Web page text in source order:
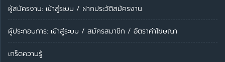
ผู้สมัครงาน: เข้าสู่ระบบ / ฝากประวัติสมัครงาน
ผู้ประกอบการ: เข้าสู่ระบบ / สมัครสมาชิก / อัตราค่าโฆษณา
เกร็ดความรู้